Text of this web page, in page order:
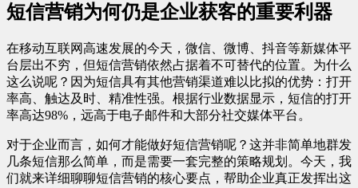
短信营销为何仍是企业获客的重要利器
在移动互联网高速发展的今天，微信、微博、抖音等新媒体平
台层出不穷，但短信营销依然占据着不可替代的位置。为什么
这么说呢？因为短信具有其他营销渠道难以比拟的优势：打开
率高、触达及时、精准性强。根据行业数据显示，短信的打开
率高达98%，远高于电子邮件和大部分社交媒体平台。
对于企业而言，如何才能做好短信营销呢？这并非简单地群发
几条短信那么简单，而是需要一套完整的策略规划。今天，我
们就来详细聊聊短信营销的核心要点，帮助企业真正发挥出这